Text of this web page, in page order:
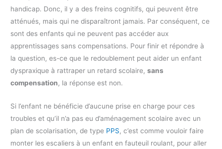
handicap. Donc, il y a des freins cognitifs, qui peuvent être
atténués, mais qui ne disparaîtront jamais. Par conséquent, ce
sont des enfants qui ne peuvent pas accéder aux
apprentissages sans compensations. Pour finir et répondre à
la question, es-ce que le redoublement peut aider un enfant
dyspraxique à rattraper un retard scolaire,sans
compensation, la réponse est non.
Si l’enfant ne bénéficie d’aucune prise en charge pour ces
troubles et qu’il n’a pas eu d’aménagement scolaire avec un
plan de scolarisation, de type PPS, c’est comme vouloir faire
monter les escaliers à un enfant en fauteuil roulant, pour aller